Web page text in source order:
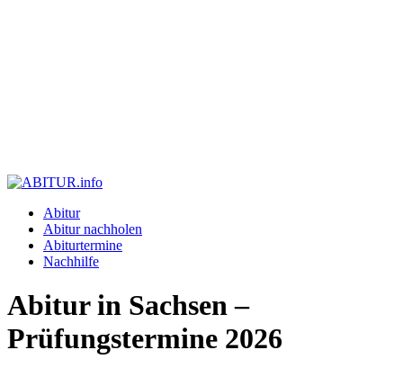
Abitur
Abitur nachholen
Abiturtermine
Nachhilfe
Abitur in Sachsen –
Prüfungstermine 2026